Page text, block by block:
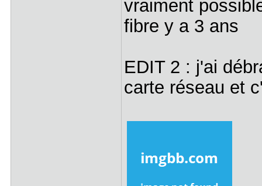
vraiment
fibre y a 3 ans
EDIT 2 : j'ai
carte réseau et